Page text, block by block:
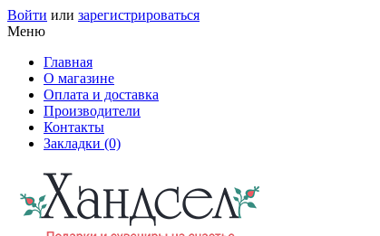
Войти или зарегистрироваться
Меню
Главная
О магазине
Оплата и доставка
Производители
Контакты
Закладки (0)